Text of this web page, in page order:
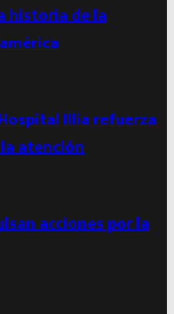
historia de la
Illia refuerza
atención
acciones por la